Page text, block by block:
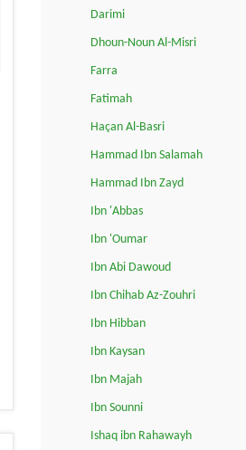
Darimi
Dhoun-Noun Al-Misri
Farra
Fatimah
Haçan Al-Basri
Hammad Ibn Salamah
Hammad Ibn Zayd
Ibn 'Abbas
Ibn 'Oumar
Ibn Abi Dawoud
Ibn Chihab Az-Zouhri
Ibn Hibban
Ibn Kaysan
Ibn Majah
Ibn Sounni
Ishaq ibn Rahawayh